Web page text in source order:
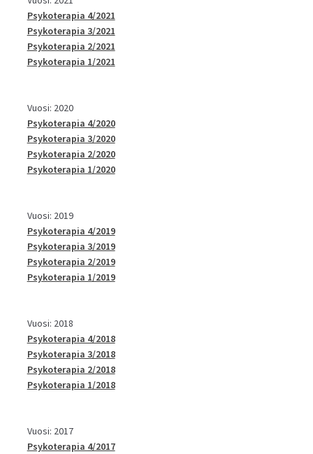
Psykoterapia 4/2021
Psykoterapia 3/2021
Psykoterapia 2/2021
Psykoterapia 1/2021
Vuosi: 2020
Psykoterapia 4/2020
Psykoterapia 3/2020
Psykoterapia 2/2020
Psykoterapia 1/2020
Vuosi: 2019
Psykoterapia 4/2019
Psykoterapia 3/2019
Psykoterapia 2/2019
Psykoterapia 1/2019
Vuosi: 2018
Psykoterapia 4/2018
Psykoterapia 3/2018
Psykoterapia 2/2018
Psykoterapia 1/2018
Vuosi: 2017
Psykoterapia 4/2017